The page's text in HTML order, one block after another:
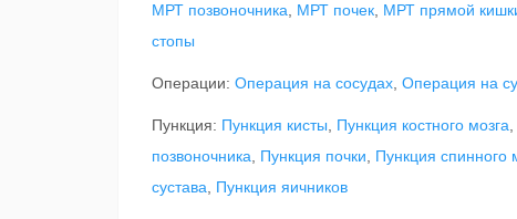
МРТ позвоночника
МРТ почек МРТ прямой
стопы
Операции: Операция на сосудах Операция на
Пункция: Пункция кисты Пункция костного мозга
позвоночника
Пункция почки Пункция спинного
сустава
Пункция яичников